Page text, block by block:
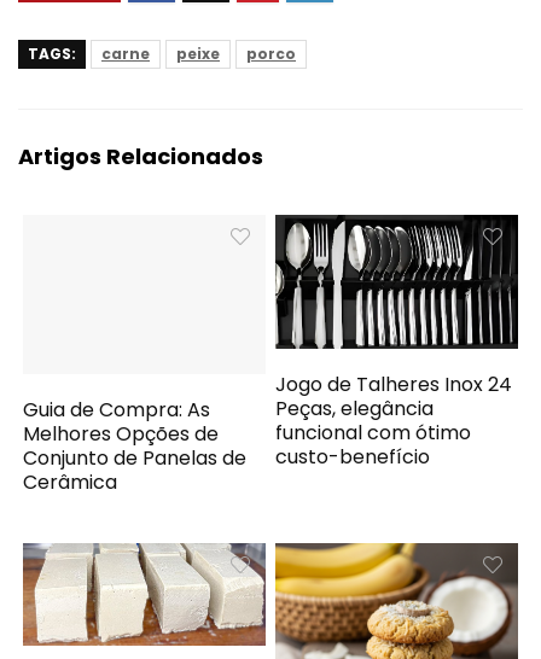
TAGS: carne peixe porco
Artigos Relacionados
Guia de Compra: As
Melhores Opções de
Conjunto de Panelas de
Cerâmica
Jogo de Talheres Inox 24
Peças, elegância
funcional com ótimo
custo-benefício